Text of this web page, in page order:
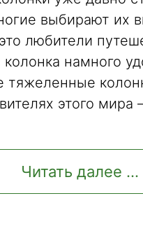
выбирают их
любители
намного
этого
Читать далее ...